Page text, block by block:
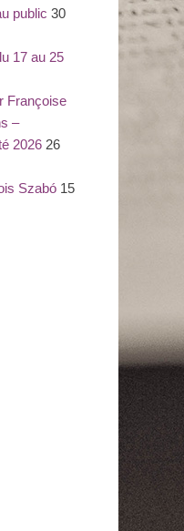
public 30
17 au 25
Françoise
–
2026 26
Szabó 15